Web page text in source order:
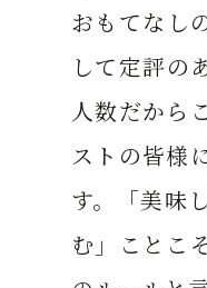
おもてなし
して定評の
人数だから
ストの皆様
す。「美味
む」ことこ